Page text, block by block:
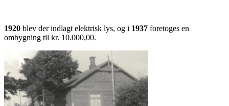
1920 blev der indlagt elektrisk lys, og i 1937 foretoges en
ombygning til kr. 10.000,00.